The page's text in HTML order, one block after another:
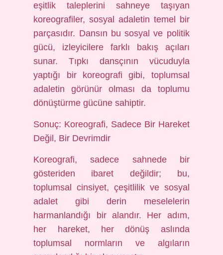
eşitlik taleplerini sahneye taşıyan
koreografiler, sosyal adaletin temel bir
parçasıdır. Dansın bu sosyal ve politik
gücü, izleyicilere farklı bakış açıları
sunar. Tıpkı dansçının vücuduyla
yaptığı bir koreografi gibi, toplumsal
adaletin görünür olması da toplumu
dönüştürme gücüne sahiptir.
Sonuç: Koreografi, Sadece Bir Hareket
Değil, Bir Devrimdir
Koreografi, sadece sahnede bir
gösteriden ibaret değildir; bu,
toplumsal cinsiyet, çeşitlilik ve sosyal
adalet gibi derin meselelerin
harmanlandığı bir alandır. Her adım,
her hareket, her dönüş aslında
toplumsal normların ve algıların